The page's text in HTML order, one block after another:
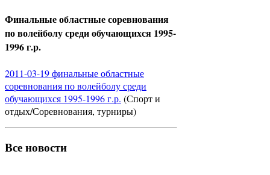
Финальные областные соревнования
по волейболу среди обучающихся 1995-
1996 г.р.
2011-03-19 финальные областные
соревнования по волейболу среди
обучающихся 1995-1996 г.р. (Спорт и
отдых/Соревнования, турниры)
Все новости